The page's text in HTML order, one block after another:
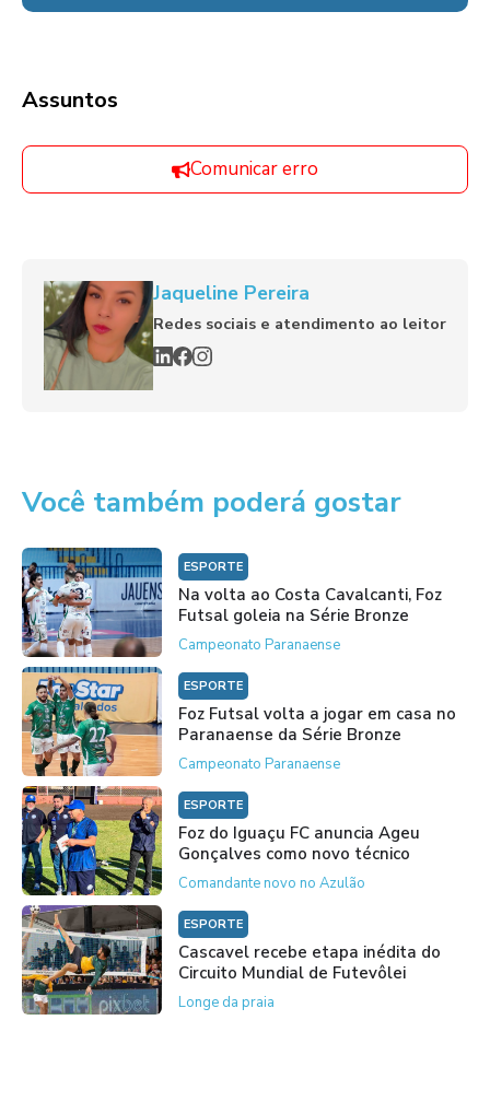
Assuntos
Comunicar erro
Jaqueline Pereira
Redes sociais e atendimento ao leitor
Você também poderá gostar
ESPORTE
Na volta ao Costa Cavalcanti, Foz
Futsal goleia na Série Bronze
Campeonato Paranaense
ESPORTE
Foz Futsal volta a jogar em casa no
Paranaense da Série Bronze
Campeonato Paranaense
ESPORTE
Foz do Iguaçu FC anuncia Ageu
Gonçalves como novo técnico
Comandante novo no Azulão
ESPORTE
Cascavel recebe etapa inédita do
Circuito Mundial de Futevôlei
Longe da praia